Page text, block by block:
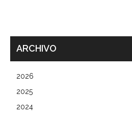
ARCHIVO
2026
2025
2024